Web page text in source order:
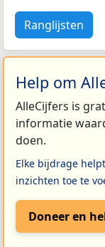
Ranglijsten
Help om
AlleCijfers is
informatie
doen.
Elke bijdrage
inzichten toe te
Doneer en